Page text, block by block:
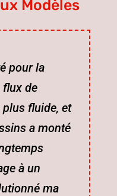
Modèles
pour la
flux de
fluide, et
a monté
à un
ma